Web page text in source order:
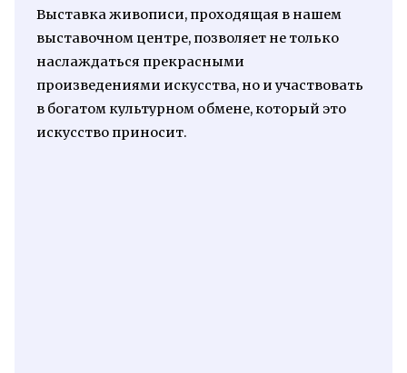
Выставка живописи, проходящая в нашем
выставочном центре, позволяет не только
наслаждаться прекрасными
произведениями искусства, но и участвовать
в богатом культурном обмене, который это
искусство приносит.